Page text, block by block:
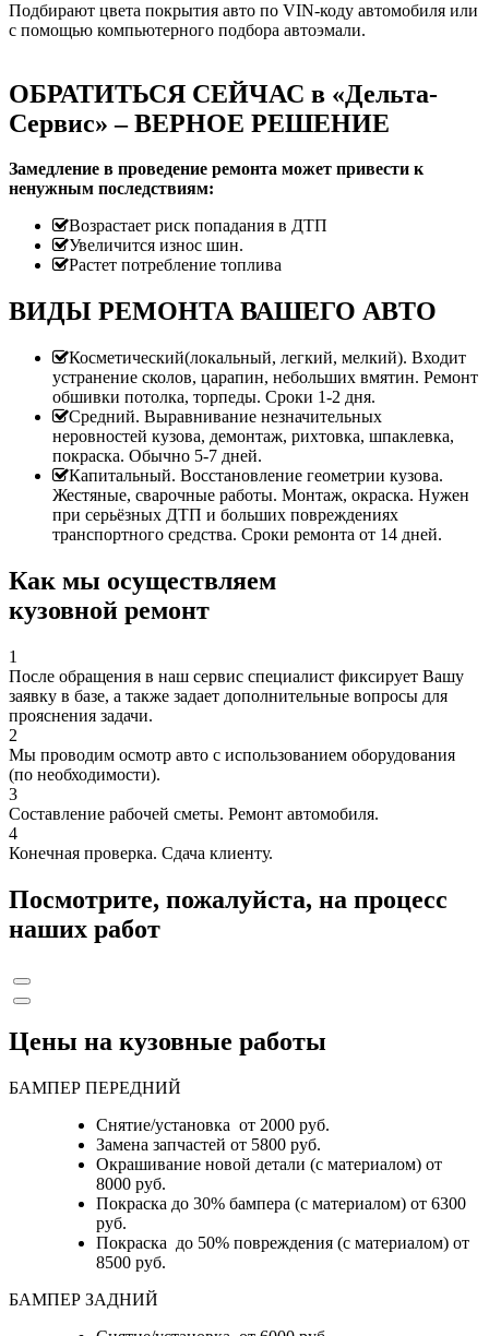
Подбирают цвета покрытия авто по VIN-коду автомобиля или
с помощью компьютерного подбора автоэмали.
ОБРАТИТЬСЯ СЕЙЧАС в «Дельта-
Сервис» – ВЕРНОЕ РЕШЕНИЕ
Замедление в проведение ремонта может привести к
ненужным последствиям:
Возрастает риск попадания в ДТП
Увеличится износ шин.
Растет потребление топлива
ВИДЫ РЕМОНТА ВАШЕГО АВТО
Косметический(локальный, легкий, мелкий). Входит
устранение сколов, царапин, небольших вмятин. Ремонт
обшивки потолка, торпеды. Сроки 1-2 дня.
Средний. Выравнивание незначительных
неровностей кузова, демонтаж, рихтовка, шпаклевка,
покраска. Обычно 5-7 дней.
Капитальный. Восстановление геометрии кузова.
Жестяные, сварочные работы. Монтаж, окраска. Нужен
при серьёзных ДТП и больших повреждениях
транспортного средства. Сроки ремонта от 14 дней.
Как мы осуществляем
кузовной ремонт
1
После обращения в наш сервис специалист фиксирует Вашу
заявку в базе, а также задает дополнительные вопросы для
прояснения задачи.
2
Мы проводим осмотр авто с использованием оборудования
(по необходимости).
3
Составление рабочей сметы. Ремонт автомобиля.
4
Конечная проверка. Сдача клиенту.
Посмотрите, пожалуйста, на процесс
наших работ
Цены на кузовные работы
БАМПЕР ПЕРЕДНИЙ
Снятие/установка от 2000 руб.
Замена запчастей от 5800 руб.
Окрашивание новой детали (с материалом) от
8000 руб.
Покраска до 30% бампера (с материалом) от 6300
руб.
Покраска до 50% повреждения (с материалом) от
8500 руб.
БАМПЕР ЗАДНИЙ